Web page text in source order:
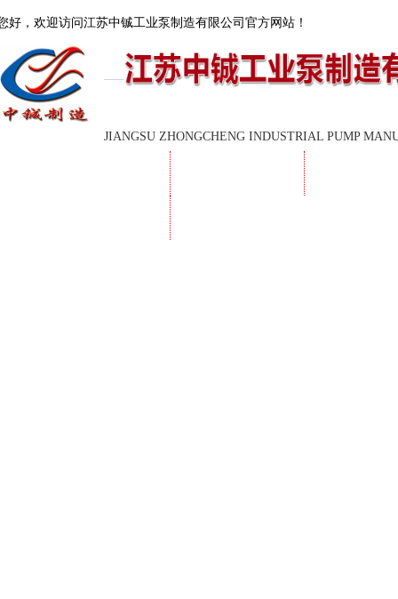
好，欢迎访问江苏中铖工业泵制造有限公司 官方网站！
JIANGSU ZHONGCHENG INDUSTRIAL PUMP